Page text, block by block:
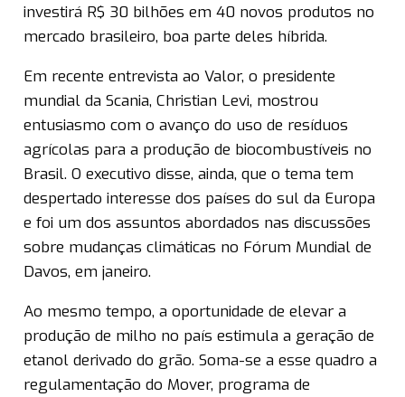
investirá R$ 30 bilhões em 40 novos produtos no
mercado brasileiro, boa parte deles híbrida.
Em recente entrevista ao Valor, o presidente
mundial da Scania, Christian Levi, mostrou
entusiasmo com o avanço do uso de resíduos
agrícolas para a produção de biocombustíveis no
Brasil. O executivo disse, ainda, que o tema tem
despertado interesse dos países do sul da Europa
e foi um dos assuntos abordados nas discussões
sobre mudanças climáticas no Fórum Mundial de
Davos, em janeiro.
Ao mesmo tempo, a oportunidade de elevar a
produção de milho no país estimula a geração de
etanol derivado do grão. Soma-se a esse quadro a
regulamentação do Mover, programa de